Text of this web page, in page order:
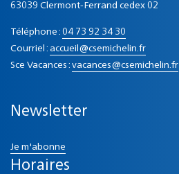
63039 Clermont-Ferrand cedex 02
Téléphone : 04 73 92 34 30
Courriel : accueil@csemichelin.fr
Sce Vacances : vacances@csemichelin.fr
Newsletter
Je m'abonne
Horaires